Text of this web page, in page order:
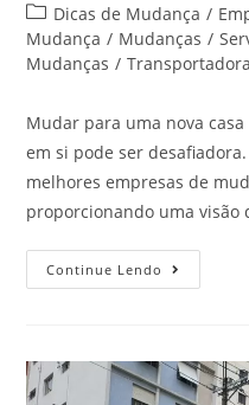
Dicas de Mudança /
Mudança / Mudanças /
Mudanças /
Mudar para uma nova
em si pode ser
melhores empresas de
proporcionando uma visão
Continue Lendo